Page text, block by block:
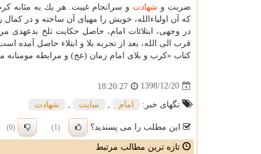
ضربت و شهادت و سرانجام غیبت. هر یك به مثابه
كه آن اولیاءالله، خویش را مهیای آن ساخته و در
در وجهی، ابتلائات امام، حاصل حكایت تلخ بدعهدی
قرب الی الله، بعد از تجربه بلا و ابتلاء حاصل آمده
كتاب «كرب و بلای امام زمان (عج) و مرابطه مومنانه منتظران» با قیمت ۲۳ هزار تومان از راه
1398/12/20
18:20:27
تگهای خبر: امام سایت شهادت
این مطلب را می پسندید؟ (1)
(0)
تازه ترین مطالب مرتبط